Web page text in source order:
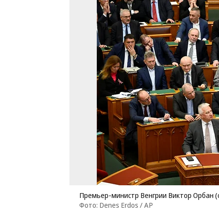
Премьер-министр Венгрии Виктор Орбан
Фото: Denes Erdos / AP